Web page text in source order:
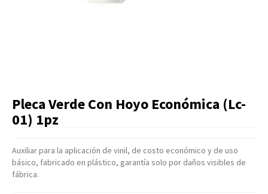
Pleca Verde Con Hoyo Económica (Lc-
01) 1pz
Auxiliar para la aplicación de vinil, de costo económico y de uso
básico, fabricado en plástico, garantía solo por daños visibles de
fábrica.